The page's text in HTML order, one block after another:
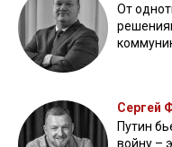
От
Сергей
Путин
войну –